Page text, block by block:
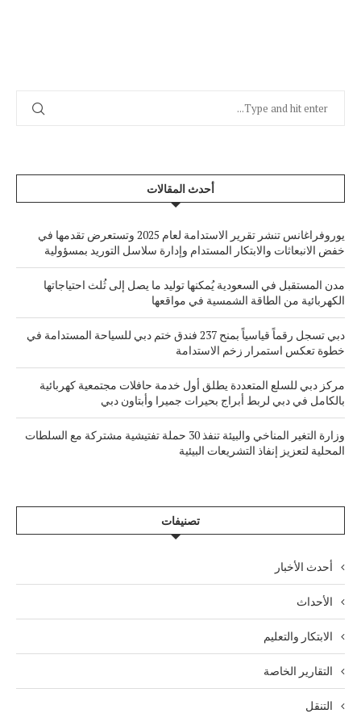
أحدث المقالات
يوروفراغانس تنشر تقرير الاستدامة لعام 2025 وتستعرض تقدمها في
خفض الانبعاثات والابتكار المستدام وإدارة سلاسل التوريد بمسؤولية
مدن المستقبل في السعودية يُمكنها توليد ما يصل إلى ثُلث احتياجاتها
الكهربائية من الطاقة الشمسية في مواقعها
دبي تسجل رقماً قياسياً بمنح 237 فندق ختم دبي للسياحة المستدامة في
خطوة تعكس استمرار زخم الاستدامة
مركز دبي للسلع المتعددة يطلق أول خدمة حافلات مجتمعية كهربائية
بالكامل في دبي لربط أبراج بحيرات جميرا وأبتاون دبي
وزارة التغير المناخي والبيئة تنفذ 30 حملة تفتيشية مشتركة مع السلطات
المحلية لتعزيز إنفاذ التشريعات البيئية
تصنيفات
أحدث الأخبار
الأحداث
الابتكار والتعليم
التقارير الخاصة
التنقل